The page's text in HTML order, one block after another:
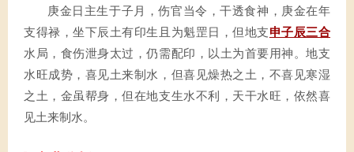
庚金日主生于子月，伤官当令，干透食神，庚金在年
支得禄，坐下辰土有印生且为魁罡日，但地支 申子辰三合
水局，食伤泄身太过，仍需配印，以土为首要用神。地支
水旺成势，喜见土来制水，但喜见燥热之土，不喜见寒湿
之土，金虽帮身，但在地支生水不利，天干水旺，依然喜
见土来制水。